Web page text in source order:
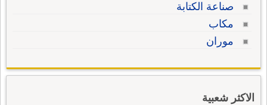
صناعة الكتابة
مكاب
موران
الاكثر شعبية